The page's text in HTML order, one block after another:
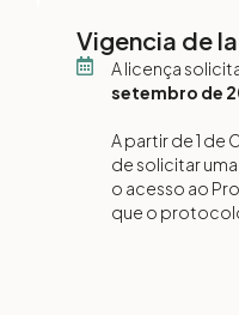
Vigencia de
A licença
setembro de
A partir de 1 de
de solicitar
o acesso ao
que o